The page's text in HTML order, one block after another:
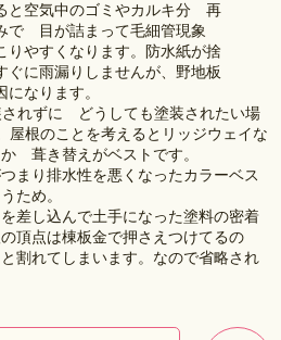
と空気中のゴミやカルキ分 再
で 目が詰まって毛細管現象
りやすくなります。防水紙が捨
ぐに雨漏りしませんが、野地板
なります。
されずに どうしても塗装されたい場
屋根のことを考えるとリッジウェイな
葺き替えがベストです。
まり排水性を悪くなったカラーベス
ため。
差し込んで土手になった塗料の密着
頂点は棟板金で押さえつけてるの
割れてしまいます。なので省略され